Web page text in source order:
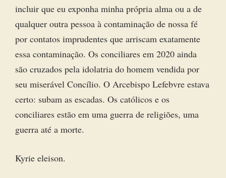
incluir que eu exponha minha própria alma ou a de
qualquer outra pessoa à contaminação de nossa fé
por contatos imprudentes que arriscam exatamente
essa contaminação. Os conciliares em 2020 ainda
são cruzados pela idolatria do homem vendida por
seu miserável Concílio. O Arcebispo Lefebvre estava
certo: subam as escadas. Os católicos e os
conciliares estão em uma guerra de religiões, uma
guerra até a morte.
Kyrie eleison.